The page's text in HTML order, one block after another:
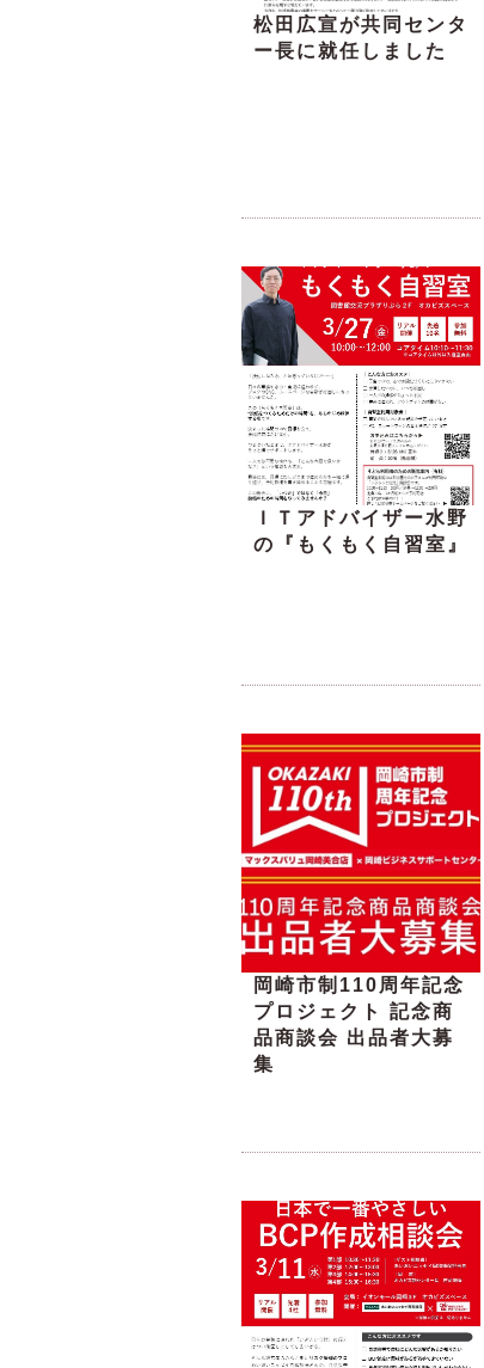
松田広宣が共同センタ
ー長に就任しました
ＩＴアドバイザー水野
の『もくもく自習室』
岡崎市制110周年記念
プロジェクト 記念商
品商談会 出品者大募
集